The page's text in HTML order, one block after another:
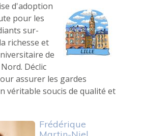
d'adoption
pour les
sur-
richesse et
de
Déclic
assurer les gardes
véritable soucis de qualité et
Frédérique